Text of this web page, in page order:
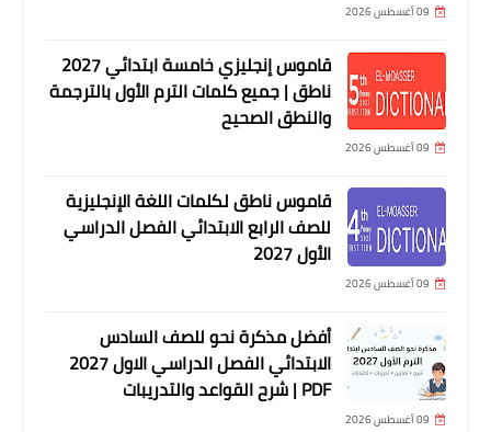
09 أغسطس 2026
قاموس إنجليزي خامسة ابتدائي 2027
ناطق | جميع كلمات الترم الأول بالترجمة
والنطق الصحيح
09 أغسطس 2026
قاموس ناطق لكلمات اللغة الإنجليزية
للصف الرابع الابتدائي الفصل الدراسي
الأول 2027
09 أغسطس 2026
أفضل مذكرة نحو للصف السادس
الابتدائي الفصل الدراسي الاول 2027
PDF | شرح القواعد والتدريبات
09 أغسطس 2026